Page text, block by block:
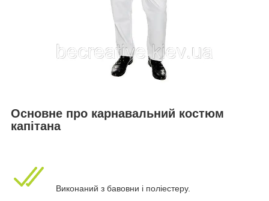
Основне про карнавальний костюм
капітана
Виконаний з бавовни і поліестеру.